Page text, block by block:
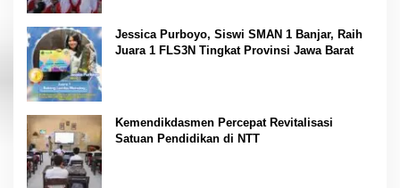
Jessica Purboyo, Siswi SMAN 1 Banjar, Raih
Juara 1 FLS3N Tingkat Provinsi Jawa Barat
Kemendikdasmen Percepat Revitalisasi
Satuan Pendidikan di NTT